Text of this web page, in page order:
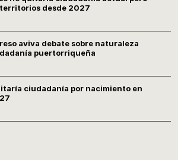
desde 2027
aviva debate sobre naturaleza
puertorriqueña
ciudadanía por nacimiento en